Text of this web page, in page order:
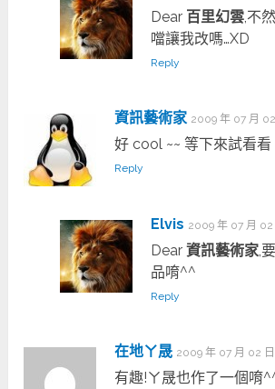
Dear 百里幻雲,不
噹讓我改嗎…XD
Reply
資訊藝術家 2009 年 07 月 02
好 cool ~~ 等下來試看看
Reply
Elvis 2009 年 07 月 02
Dear 資訊藝術家,
品唷^^
Reply
在地ㄚ晟 2009 年 07 月 02 日
有趣!ㄚ晟也作了一個唷